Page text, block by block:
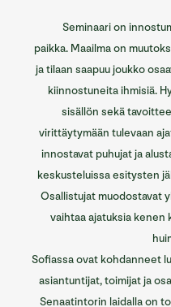
Seminaari on
paikka. Maailma on
ja tilaan saapuu joukko
kiinnostuneita ihmisiä.
sisällön sekä
virittäytymään tulevaan
innostavat puhujat ja
keskusteluissa esitysten
Osallistujat muodostavat
vaihtaa ajatuksia kenen
Sofiassa ovat kohdanneet
asiantuntijat, toimijat ja
Senaatintorin laidalla on